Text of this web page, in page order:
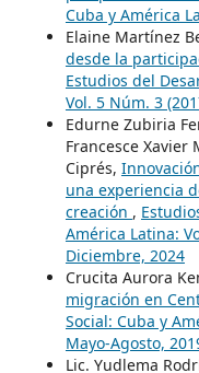
Cuba y América
Elaine Martínez
desde la
Estudios del
Vol. 5 Núm. 3
Edurne Zubiria
Francesce Xavier
Ciprés,
una experiencia
creación ,
América Latina:
Diciembre, 2024
Crucita Aurora
migración en
Social: Cuba y
Mayo-Agosto,
Lic. Yudlema